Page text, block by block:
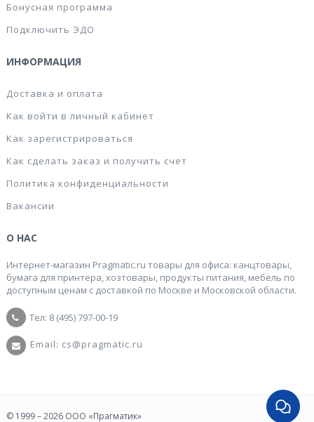
Бонусная программа
Подключить ЭДО
ИНФОРМАЦИЯ
Доставка и оплата
Как войти в личный кабинет
Как зарегистрироваться
Как сделать заказ и получить счет
Политика конфиденциальности
Вакансии
О НАС
Интернет-магазин Pragmatic.ru товары для офиса: канцтовары,
бумага для принтера, хозтовары, продукты питания, мебель по
доступным ценам с доставкой по Москве и Московской области.
Тел: 8 (495) 797-00-19
Email: cs@pragmatic.ru
© 1999 – 2026 ООО «Прагматик»